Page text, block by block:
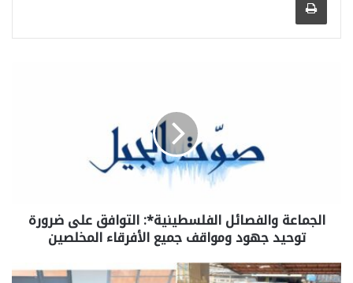
الجماعة والفصائل الفلسطينية*: التوافق على ضرورة
توحيد جهود ومواقف جميع الأفرقاء المخلصين